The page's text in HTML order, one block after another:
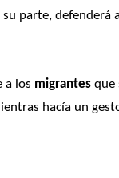
parte, defenderá
a los migrantes que
hacía un